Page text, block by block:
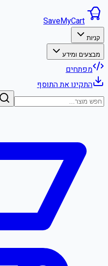
SaveMyCart
קניות
מבצעים ומידע
מפתחים
התקינו את התוסף